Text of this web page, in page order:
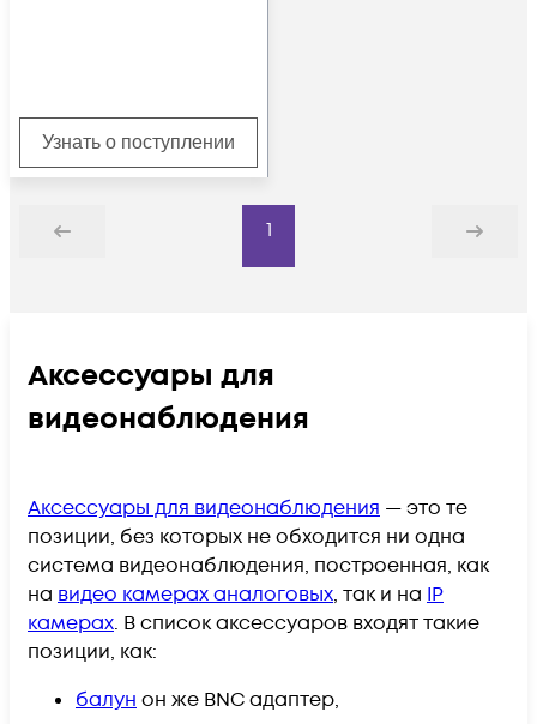
Узнать о поступлении
Назад
1
Дальше
Аксессуары для
видеонаблюдения
Аксессуары для видеонаблюдения — это те
позиции, без которых не обходится ни одна
система видеонаблюдения, построенная, как
на видео камерах аналоговых, так и на IP
камерах. В список аксессуаров входят такие
позиции, как:
балун он же BNC адаптер,